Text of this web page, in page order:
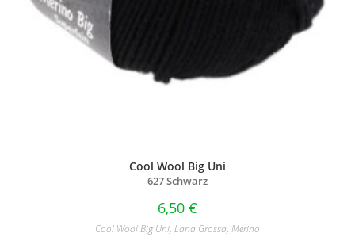
Cool Wool Big Uni
627 Schwarz
6,50 €
Cool Wool Big Uni, Lana Grossa, Merino